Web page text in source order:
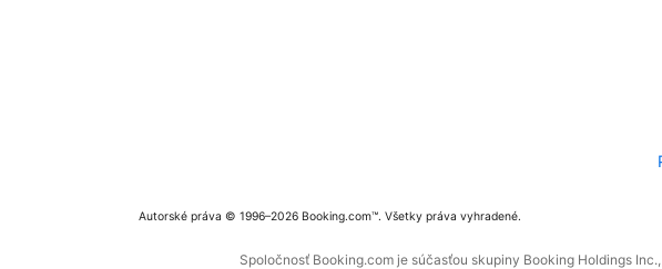
Autorské práva © 1996–2026 Booking.com™. Všetky práva vyhradené.
Spoločnosť Booking.com je súčasťou skupiny Booking Holdings